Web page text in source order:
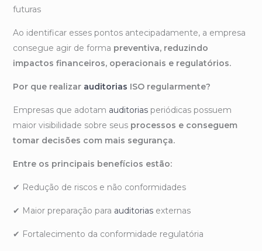
futuras
Ao identificar esses pontos antecipadamente, a empresa
consegue agir de forma preventiva, reduzindo
impactos financeiros, operacionais e regulatórios.
Por que realizar auditorias ISO regularmente?
Empresas que adotam auditoriasperiódicas possuem
maior visibilidade sobre seusprocessos e conseguem
tomar decisões com mais segurança.
Entre os principais benefícios estão:
✔ Redução de riscos e não conformidades
✔ Maior preparação para auditoriasexternas
✔ Fortalecimento da conformidade regulatória